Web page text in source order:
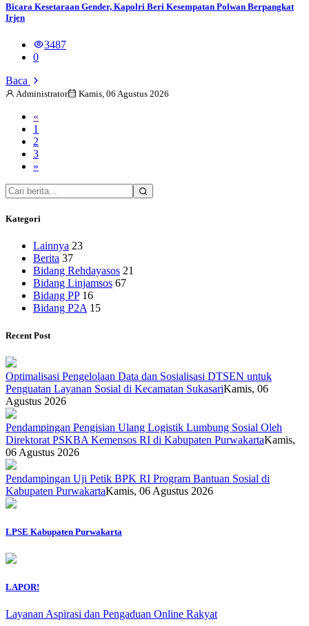
Bicara Kesetaraan Gender, Kapolri Beri Kesempatan Polwan Berpangkat
Irjen
3487
0
Baca
Administrator Kamis, 06 Agustus 2026
«
1
2
3
»
Kategori
Lainnya 23
Berita 37
Bidang Rehdayasos 21
Bidang Linjamsos 67
Bidang PP 16
Bidang P2A 15
Recent Post
Optimalisasi Pengelolaan Data dan Sosialisasi DTSEN untuk
Penguatan Layanan Sosial di Kecamatan SukasariKamis, 06
Agustus 2026
Pendampingan Pengisian Ulang Logistik Lumbung Sosial Oleh
Direktorat PSKBA Kemensos RI di Kabupaten PurwakartaKamis,
06 Agustus 2026
Pendampingan Uji Petik BPK RI Program Bantuan Sosial di
Kabupaten PurwakartaKamis, 06 Agustus 2026
LPSE Kabupaten Purwakarta
LAPOR!
Layanan Aspirasi dan Pengaduan Online Rakyat